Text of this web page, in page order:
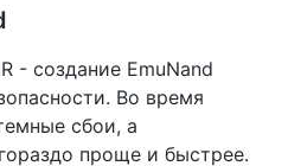
- создание EmuNand
Во время
сбои, а
проще и быстрее.